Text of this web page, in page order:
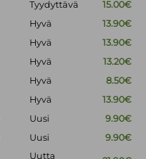
Tyydyttävä
15.00€
Hyvä
13.90€
Hyvä
13.90€
Hyvä
13.20€
Hyvä
8.50€
Hyvä
13.90€
Uusi
9.90€
Uusi 9.90€
Uutta